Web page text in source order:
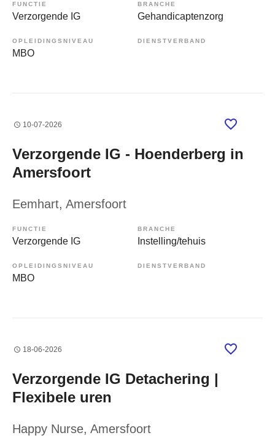
FUNCTIE
Verzorgende IG
BRANCHE
Gehandicaptenzorg
OPLEIDINGSNIVEAU
MBO
DIENSTVERBAND
10-07-2026
Verzorgende IG - Hoenderberg in
Amersfoort
Eemhart, Amersfoort
FUNCTIE
Verzorgende IG
BRANCHE
Instelling/tehuis
OPLEIDINGSNIVEAU
MBO
DIENSTVERBAND
18-06-2026
Verzorgende IG Detachering |
Flexibele uren
Happy Nurse, Amersfoort